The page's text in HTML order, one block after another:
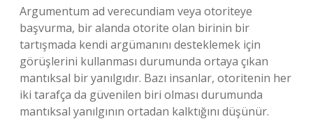
Argumentum ad verecundiam veya otoriteye
başvurma, bir alanda otorite olan birinin bir
tartışmada kendi argümanını desteklemek için
görüşlerini kullanması durumunda ortaya çıkan
mantıksal bir yanılgıdır. Bazı insanlar, otoritenin her
iki tarafça da güvenilen biri olması durumunda
mantıksal yanılgının ortadan kalktığını düşünür.